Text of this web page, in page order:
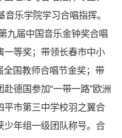
乐学院学习合唱指挥。
九届中国音乐金钟奖合唱
一等奖；带领长春市中小
全国教师合唱节金奖；带
德国参加“一带一路”欧洲
平市第三中学校羽之翼合
少年组一级团队称号。合